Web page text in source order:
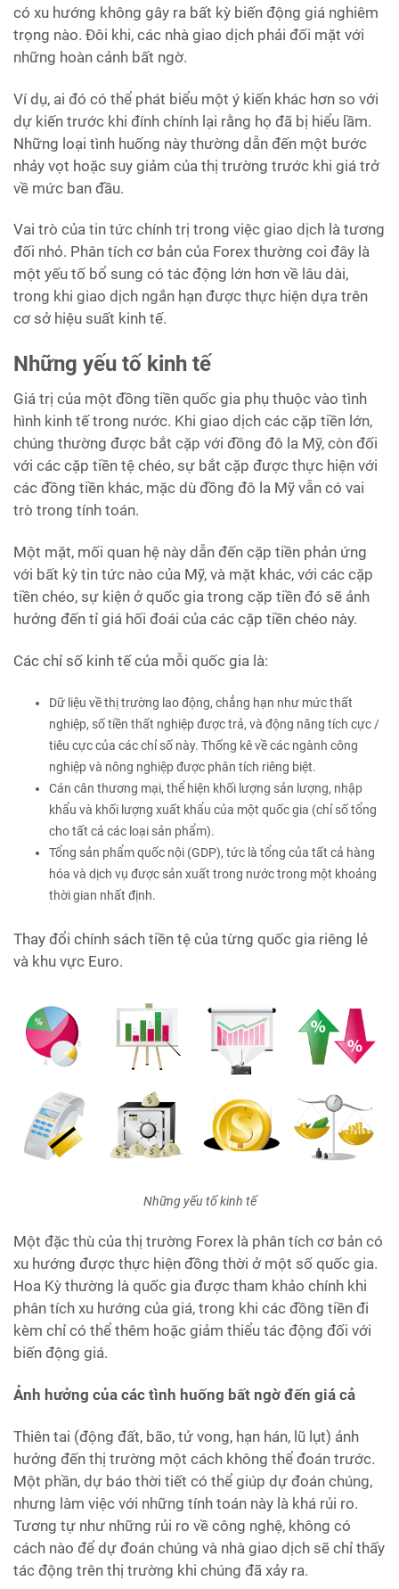
có xu hướng không gây ra bất kỳ biến động giá nghiêm
trọng nào. Đôi khi, các nhà giao dịch phải đối mặt với
những hoàn cảnh bất ngờ.
Ví dụ, ai đó có thể phát biểu một ý kiến khác hơn so với
dự kiến trước khi đính chính lại rằng họ đã bị hiểu lầm.
Những loại tình huống này thường dẫn đến một bước
nhảy vọt hoặc suy giảm của thị trường trước khi giá trở
về mức ban đầu.
Vai trò của tin tức chính trị trong việc giao dịch là tương
đối nhỏ. Phân tích cơ bản của Forex thường coi đây là
một yếu tố bổ sung có tác động lớn hơn về lâu dài,
trong khi giao dịch ngắn hạn được thực hiện dựa trên
cơ sở hiệu suất kinh tế.
Những yếu tố kinh tế
Giá trị của một đồng tiền quốc gia phụ thuộc vào tình
hình kinh tế trong nước. Khi giao dịch các cặp tiền lớn,
chúng thường được bắt cặp với đồng đô la Mỹ, còn đối
với các cặp tiền tệ chéo, sự bắt cặp được thực hiện với
các đồng tiền khác, mặc dù đồng đô la Mỹ vẫn có vai
trò trong tính toán.
Một mặt, mối quan hệ này dẫn đến cặp tiền phản ứng
với bất kỳ tin tức nào của Mỹ, và mặt khác, với các cặp
tiền chéo, sự kiện ở quốc gia trong cặp tiền đó sẽ ảnh
hưởng đến tỉ giá hối đoái của các cặp tiền chéo này.
Các chỉ số kinh tế của mỗi quốc gia là:
Dữ liệu về thị trường lao động, chẳng hạn như mức thất
nghiệp, số tiền thất nghiệp được trả, và động năng tích cực /
tiêu cực của các chỉ số này. Thống kê về các ngành công
nghiệp và nông nghiệp được phân tích riêng biệt.
Cán cân thương mại, thể hiện khối lượng sản lượng, nhập
khẩu và khối lượng xuất khẩu của một quốc gia (chỉ số tổng
cho tất cả các loại sản phẩm).
Tổng sản phẩm quốc nội (GDP), tức là tổng của tất cả hàng
hóa và dịch vụ được sản xuất trong nước trong một khoảng
thời gian nhất định.
Thay đổi chính sách tiền tệ của từng quốc gia riêng lẻ
và khu vực Euro.
Những yếu tố kinh tế
Một đặc thù của thị trường Forex là phân tích cơ bản có
xu hướng được thực hiện đồng thời ở một số quốc gia.
Hoa Kỳ thường là quốc gia được tham khảo chính khi
phân tích xu hướng của giá, trong khi các đồng tiền đi
kèm chỉ có thể thêm hoặc giảm thiểu tác động đối với
biến động giá.
Ảnh hưởng của các tình huống bất ngờ đến giá cả
Thiên tai (động đất, bão, tử vong, hạn hán, lũ lụt) ảnh
hưởng đến thị trường một cách không thể đoán trước.
Một phần, dự báo thời tiết có thể giúp dự đoán chúng,
nhưng làm việc với những tính toán này là khá rủi ro.
Tương tự như những rủi ro về công nghệ, không có
cách nào để dự đoán chúng và nhà giao dịch sẽ chỉ thấy
tác động trên thị trường khi chúng đã xảy ra.